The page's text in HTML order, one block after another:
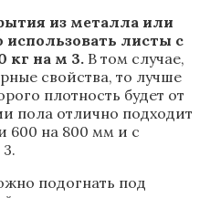
из металла или
листы с
кг на м 3. В том случае,
свойства, то лучше
плотность будет от
пола отлично подходит
600 на 800 мм и с
подогнать под